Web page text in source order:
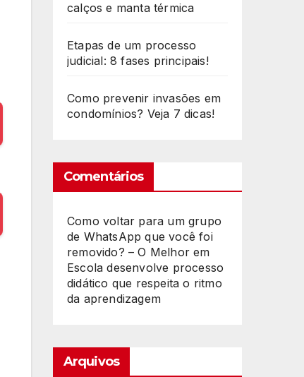
calços e manta térmica
Etapas de um processo
judicial: 8 fases principais!
Como prevenir invasões em
condomínios? Veja 7 dicas!
Comentários
Como voltar para um grupo
de WhatsApp que você foi
removido? – O Melhor em
Escola desenvolve processo
didático que respeita o ritmo
da aprendizagem
Arquivos